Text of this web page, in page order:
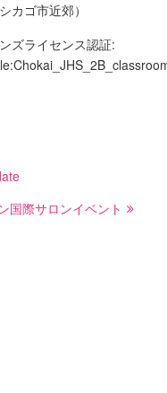
カゴ市近郊）
ズライセンス認証:
国際サロンイベント